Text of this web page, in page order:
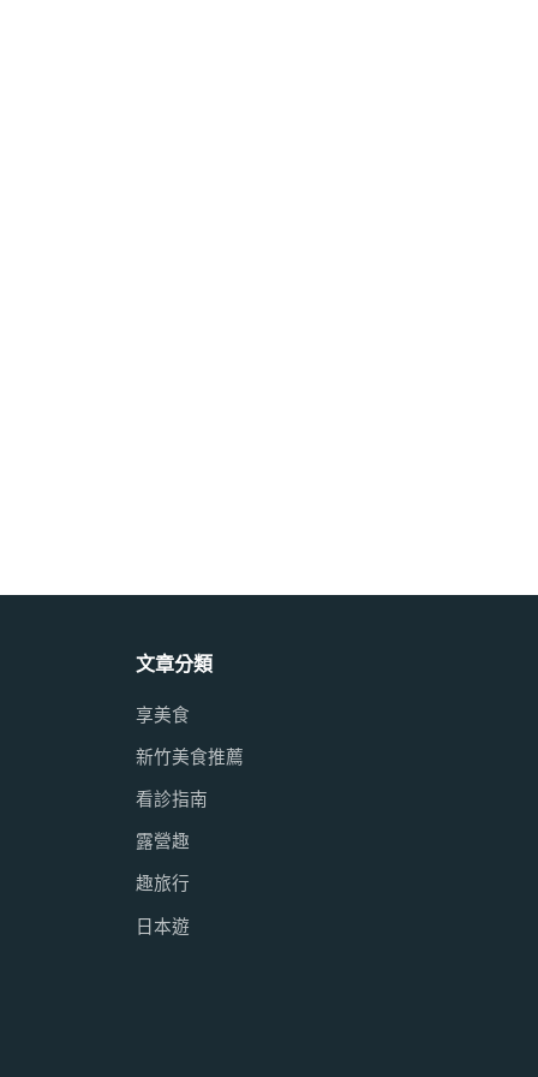
文章分類
享美食
新竹美食推薦
看診指南
露營趣
趣旅行
日本遊